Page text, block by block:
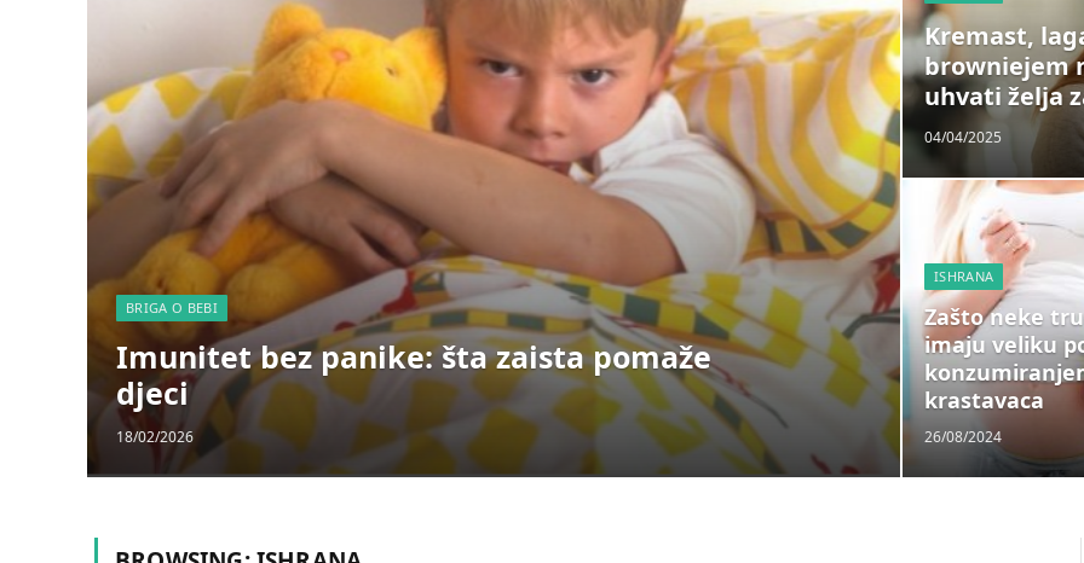
BRIGA O BEBI
Imunitet bez panike: šta zaista pomaže
djeci
18/02/2026
Kremast,
browniejem
uhvati želja
04/04/2025
ISHRANA
Zašto neke
imaju veliku
krastavaca
26/08/2024